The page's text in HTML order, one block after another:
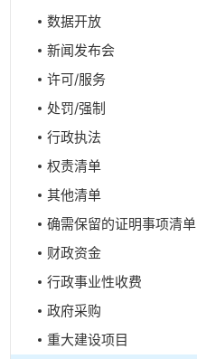
数据开放
新闻发布会
许可/服务
处罚/强制
行政执法
权责清单
其他清单
确需保留的证明事项清单
财政资金
行政事业性收费
政府采购
重大建设项目